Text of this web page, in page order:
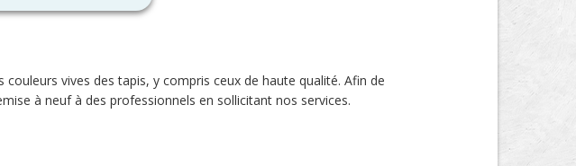
vives des tapis, y compris ceux de haute qualité. Afin de
à neuf à des professionnels en sollicitant nos services.